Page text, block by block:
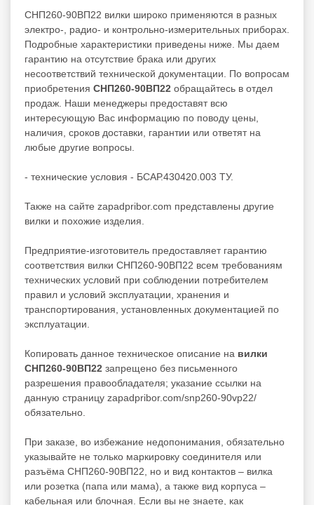
СНП260-90ВП22 вилки широко применяются в разных
электро-, радио- и контрольно-измерительных приборах.
Подробные характеристики приведены ниже. Мы даем
гарантию на отсутствие брака или других
несоответствий технической документации. По вопросам
приобретения СНП260-90ВП22 обращайтесь в отдел
продаж. Наши менеджеры предоставят всю
интересующую Вас информацию по поводу цены,
наличия, сроков доставки, гарантии или ответят на
любые другие вопросы.
- технические условия - БСАР.430420.003 ТУ.
Также на сайте zapadpribor.com представлены другие
вилки и похожие изделия.
Предприятие-изготовитель предоставляет гарантию
соответствия вилки СНП260-90ВП22 всем требованиям
технических условий при соблюдении потребителем
правил и условий эксплуатации, хранения и
транспортирования, установленных документацией по
эксплуатации.
Копировать данное техническое описание на вилки
СНП260-90ВП22 запрещено без письменного
разрешения правообладателя; указание ссылки на
данную страницу zapadpribor.com/snp260-90vp22/
обязательно.
При заказе, во избежание недопонимания, обязательно
указывайте не только маркировку соединителя или
разъёма СНП260-90ВП22, но и вид контактов – вилка
или розетка (папа или мама), а также вид корпуса –
кабельная или блочная. Если вы не знаете, как